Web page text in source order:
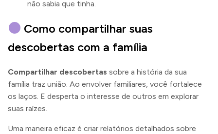
não sabia que tinha.
Como compartilhar suas
descobertas com a família
Compartilhar descobertas sobre a história da sua
família traz união. Ao envolver familiares, você fortalece
os laços. E desperta o interesse de outros em explorar
suas raízes.
Uma maneira eficaz é criar relatórios detalhados sobre